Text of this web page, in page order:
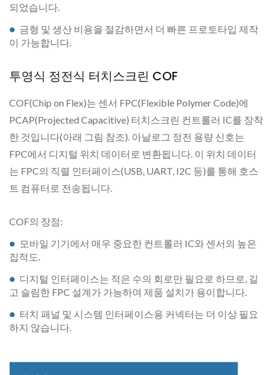
되었습니다.
금형 및 생산 비용을 절감하면서 더 빠른 프로토타입 제작
이 가능합니다.
투영식 정전식 터치스크린 COF
COF(Chip on Flex)는 센서 FPC(Flexible Polymer Code)에
PCAP(Projected Capacitive) 터치스크린 컨트롤러 IC를 장착
한 것입니다(아래 그림 참조). 아날로그 정전 용량 신호는
FPC에서 디지털 위치 데이터로 변환됩니다. 이 위치 데이터
는 FPC의 직렬 인터페이스(USB, UART, I2C 등)를 통해 호스
트 컴퓨터로 전송됩니다.
COF의 장점:
모바일 기기에서 매우 중요한 컨트롤러 IC와 센서의 높은
집적도.
디지털 인터페이스는 적은 수의 회로만 필요로 하므로, 길
고 슬림한 FPC 설계가 가능하여 제품 설치가 용이합니다.
터치 패널 및 시스템 인터페이스용 커넥터는 더 이상 필요
하지 않습니다.